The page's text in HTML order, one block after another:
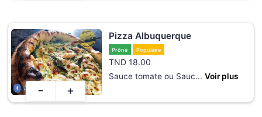
Pizza Albuquerque
Prôné Populaire
TND 18.00
Sauce tomate ou Sauc... Voir plus
- +